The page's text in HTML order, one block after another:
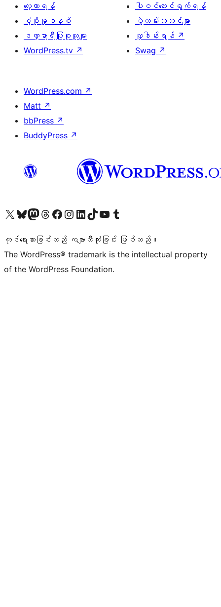
လေ့လာရန်
ပံ့ပိုးမှုစနစ်
ဒဏ္ဍာရီပြုစုသူများ
WordPress.tv ↗
ပါဝင်ဆောင်ရွက်ရန်
ပွဲလမ်းသဘင်များ
လှူဒါန်းရန် ↗
Swag ↗
WordPress.com ↗
Matt ↗
bbPress ↗
BuddyPress ↗
ကျွန်ုပ်တို့၏ X (ယခင် Twitter) အကောင့်သို့ သွားရောက်ကြည့်ရှုပါကျွန်ုပ်တို့၏ Bluesky အကောင့်သို့ ဝင်ရောက်ကြည့်ရှုရန်
ကျွန်ုပ်တို့၏ Mastodon အကောင့်သို့ သွားရောက်ကြည့်ရှုပါကျွန်ုပ်တို့၏ Threads အကောင့်သို့ ဝင်ရောက်ကြည့်ရှုရန်
ကျွန်ုပ်တို့၏ Facebook စာမျက်နှာသို့ သွားရောက်ကြည့်ရှုပါကျွန်ုပ်တို့၏ Instagram အကောင့်သို့ သွားရောက်ကြည့်ရှုပါ ကျွန်ုပ်တို့၏ LinkedIn အကောင့်သို့ သွားရောက်ကြည့်ရှုပါကျွန်ုပ်တို့၏ TikTok အကောင့်သို့ ဝင်ရောက်ကြည့်ရှုရန်
ကျွန်ုပ်တို့၏ YouTube ချန်နယ်သို့ သွားရောက်ကြည့်ရှုပါ ကျွန်ုပ်တို့၏ Tumblr အကောင့်သို့ ဝင်ရောက်ကြည့်ရှုရန်
ကုဒ်ရေးသားခြင်းသည် ကဗျာသီကုံးခြင်း ဖြစ်သည်။
The WordPress® trademark is the intellectual property
of the WordPress Foundation.